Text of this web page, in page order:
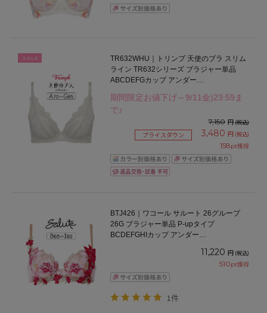
SALE
TR632WHU｜トリンプ 天使のブラ スリム
ライン TR632シリーズ ブラジャー単品
ABCDEFGカップ アンダー
期間限定お値下げ～9/11金)23:59ま
で♪
7,150 円(税込)
プライスダウン 3,480 円 (税込)
158pt獲得
BTJ426｜ワコール サルート 26グループ
26G ブラジャー単品 P-upタイプ
BCDEFGHIカップ アンダー
11,220 円 (税込)
510pt獲得
1件